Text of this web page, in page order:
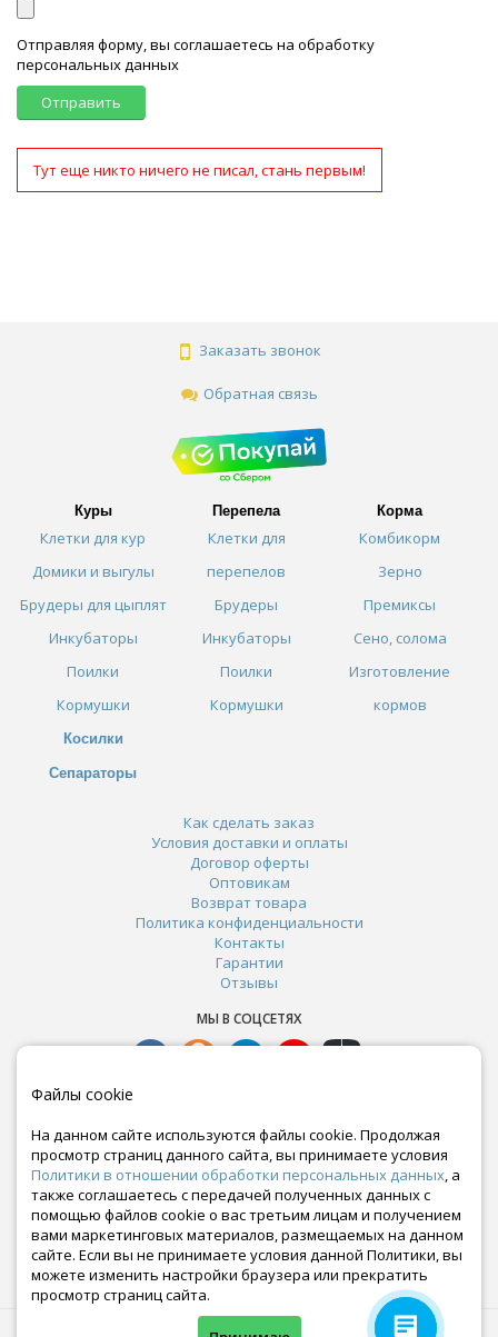
Отправляя форму, вы соглашаетесь на обработку
персональных данных
Отправить
Тут еще никто ничего не писал, стань первым!
Заказать звонок
Обратная связь
Куры
Клетки для кур
Домики и выгулы
Брудеры для цыплят
Инкубаторы
Поилки
Кормушки
Косилки
Сепараторы
Перепела
Клетки для
перепелов
Брудеры
Инкубаторы
Поилки
Кормушки
Корма
Комбикорм
Зерно
Премиксы
Сено, солома
Изготовление
кормов
Как сделать заказ
Условия доставки и оплаты
Договор оферты
Оптовикам
Возврат товара
Политика конфиденциальности
Контакты
Гарантии
Отзывы
МЫ В СОЦСЕТЯХ
Почта:
crazy-ferma@yandex.ru
© Все права защищены. Информация сайта защищена законом об авторских правах.
Файлы cookie
На данном сайте используются файлы cookie. Продолжая
просмотр страниц данного сайта, вы принимаете условия
Политики в отношении обработки персональных данных, а
также соглашаетесь с передачей полученных данных с
помощью файлов cookie о вас третьим лицам и получением
вами маркетинговых материалов, размещаемых на данном
сайте. Если вы не принимаете условия данной Политики, вы
можете изменить настройки браузера или прекратить
просмотр страниц сайта.